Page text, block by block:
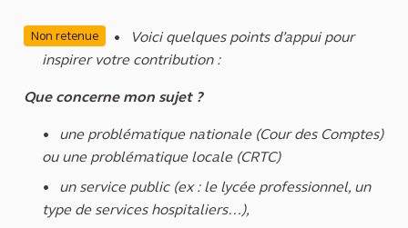
Non retenue
Voici quelques points d’appui pour
inspirer votre contribution :
Que concerne mon sujet ?
une problématique nationale (Cour des Comptes)
ou une problématique locale (CRTC)
un service public (ex : le lycée professionnel, un
type de services hospitaliers…),